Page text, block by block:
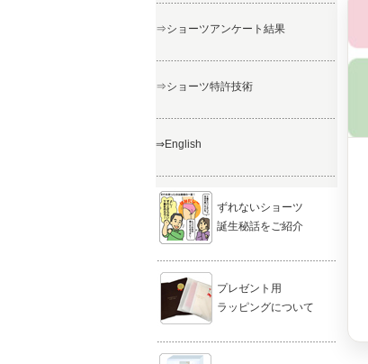
⇒ショーツアンケート結果
⇒ショーツ特許技術
⇒English
ずれないショーツ
誕生秘話をご紹介
プレゼント用
ラッピングについて